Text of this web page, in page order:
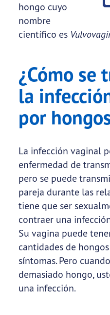
hongo cuyo
nombre
científico es
¿Cómo se
la
por
La infección vaginal
enfermedad de
pero se puede
pareja durante las
tiene que ser
contraer una
Su vagina puede
cantidades de
síntomas. Pero
demasiado hongo,
una infección.